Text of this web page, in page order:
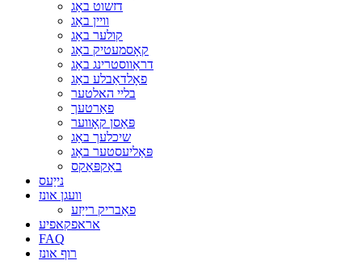
דזשוט באַג
וויין באַג
קולער באַג
קאָסמעטיק באַג
דראַווסטרינג באַג
פאָלדאַבלע באַג
בליי האלטער
פאַרטעך
פּאַסן קאָווער
שיכלעך באַג
פּאַליעסטער באַג
באַקפּאַקס
נייַעס
וועגן אונז
פאַבריק רייַזע
אראפקאפיע
FAQ
רוף אונז